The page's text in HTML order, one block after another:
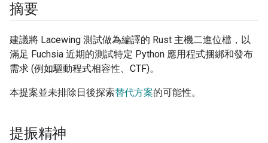
摘要
建議將 Lacewing 測試做為編譯的 Rust 主機二進位檔，以
滿足 Fuchsia 近期的測試特定 Python 應用程式捆綁和發布
需求 (例如驅動程式相容性、CTF)。
本提案並未排除日後探索替代方案的可能性。
提振精神